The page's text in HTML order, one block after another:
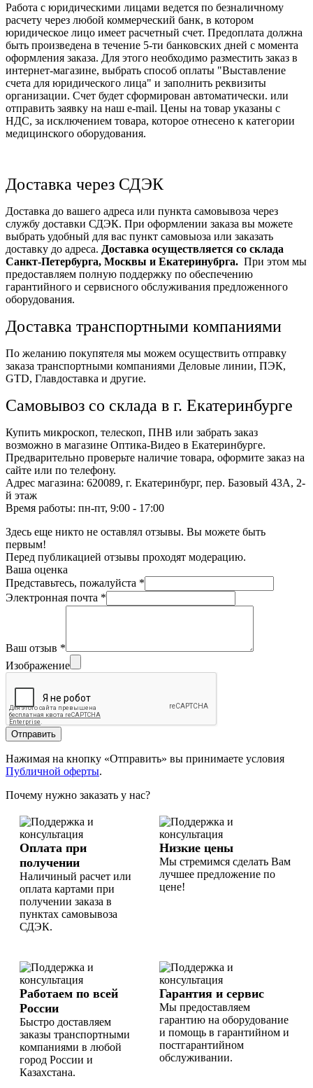
Работа с юридическими лицами ведется по безналичному
расчету через любой коммерческий банк, в котором
юридическое лицо имеет расчетный счет. Предоплата должна
быть произведена в течение 5-ти банковских дней с момента
оформления заказа. Для этого необходимо разместить заказ в
интернет-магазине, выбрать способ оплаты "Выставление
счета для юридического лица" и заполнить реквизиты
организации. Счет будет сформирован автоматически. или
отправить заявку на наш e-mail. Цены на товар указаны с
НДС, за исключением товара, которое отнесено к категории
медицинского оборудования.
Доставка через СДЭК
Доставка до вашего адреса или пункта самовывоза через
службу доставки СДЭК. При оформлении заказа вы можете
выбрать удобный для вас пункт самовыоза или заказать
доставку до адреса. Доставка осуществляется со склада
Санкт-Петербурга, Москвы и Екатеринубрга. При этом мы
предоставляем полную поддержку по обеспечению
гарантийного и сервисного обслуживания предложенного
оборудования.
Доставка транспортными компаниями
По желанию покупятеля мы можем осуществить отправку
заказа транспортными компаниями Деловые линии, ПЭК,
GTD, Главдоставка и другие.
Самовывоз со склада в г. Екатеринбурге
Купить микроскоп, телескоп, ПНВ или забрать заказ
возможно в магазине Оптика-Видео в Екатеринбурге.
Предварительно проверьте наличие товара, оформите заказ на
сайте или по телефону.
Адрес магазина: 620089, г. Екатеринбург, пер. Базовый 43А, 2-
й этаж
Время работы: пн-пт, 9:00 - 17:00
Здесь еще никто не оставлял отзывы. Вы можете быть
первым!
Перед публикацией отзывы проходят модерацию.
Ваша оценка
Представьтесь, пожалуйста *
Электронная почта *
Ваш отзыв *
Изображение
Отправить
Нажимая на кнопку «Отправить» вы принимаете условия
Публичной оферты.
Почему нужно заказать у нас?
Оплата при
получении
Наличиный расчет или
оплата картами при
получении заказа в
пунктах самовывоза
СДЭК.
Низкие цены
Мы стремимся сделать Вам
лучшее предложение по
цене!
Работаем по всей
России
Быстро доставляем
заказы транспортными
компаниями в любой
город России и
Казахстана.
Гарантия и сервис
Мы предоставляем
гарантию на оборудование
и помощь в гарантийном и
постгарантийном
обслуживании.